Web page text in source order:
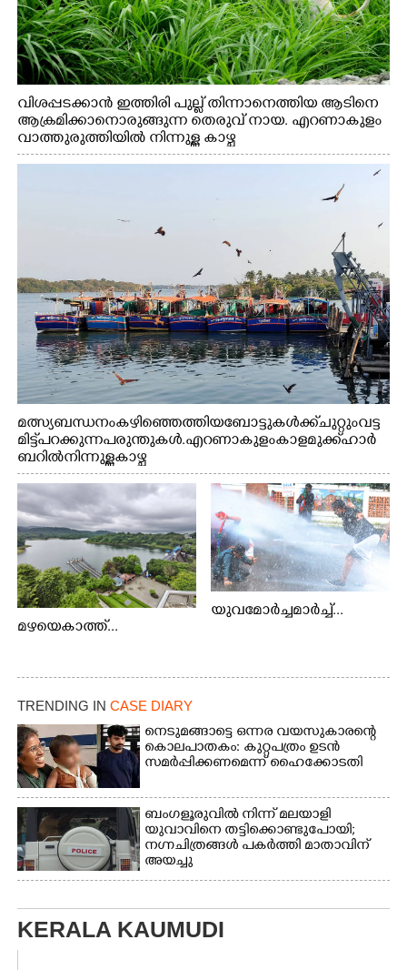
വിശപ്പടക്കാൻ ഇത്തിരി പുല്ല് തിന്നാനെത്തിയ ആടിനെ
ആക്രമിക്കാനൊരുങ്ങുന്ന തെരുവ് നായ. എറണാകുളം
വാത്തുരുത്തിയിൽ നിന്നുള്ള കാഴ്ച
മത്സ്യബന്ധനം കഴിഞ്ഞെത്തിയ ബോട്ടുകൾക്ക് ചുറ്റും വട്ട
മിട്ട് പറക്കുന്ന പരുന്തുകൾ. എറണാകുളം കാളമുക്ക് ഹാർ
ബറിൽ നിന്നുള്ള കാഴ്ച
മഴയെകാത്ത്...
യുവമോർച്ചമാർച്ച്...
TRENDING IN CASE DIARY
നെടുമങ്ങാട്ടെ ഒന്നര വയസുകാരന്റെ
കൊലപാതകം: കുറ്റപത്രം ഉടൻ
സമർപ്പിക്കണമെന്ന് ഹൈക്കോടതി
ബംഗളൂരുവിൽ നിന്ന് മലയാളി
യുവാവിനെ തട്ടിക്കൊണ്ടുപോയി;
നഗ്നചിത്രങ്ങൾ പകർത്തി മാതാവിന്
അയച്ചു
KERALA KAUMUDI